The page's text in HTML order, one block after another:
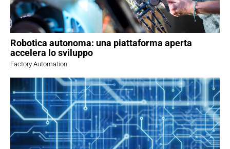
Robotica autonoma: una piattaforma aperta
accelera lo sviluppo
Factory Automation